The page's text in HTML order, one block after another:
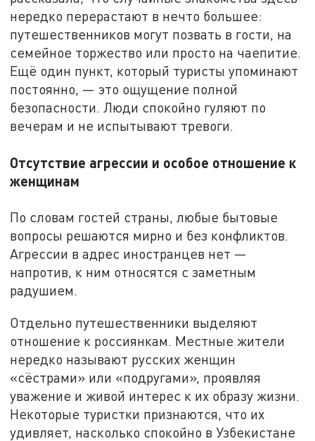
нередко перерастают в нечто большее:
путешественников могут позвать в гости, на
семейное торжество или просто на чаепитие.
Ещё один пункт, который туристы упоминают
постоянно, — это ощущение полной
безопасности. Люди спокойно гуляют по
вечерам и не испытывают тревоги.
Отсутствие агрессии и особое отношение к
женщинам
По словам гостей страны, любые бытовые
вопросы решаются мирно и без конфликтов.
Агрессии в адрес иностранцев нет —
напротив, к ним относятся с заметным
радушием.
Отдельно путешественники выделяют
отношение к россиянкам. Местные жители
нередко называют русских женщин
«сёстрами» или «подругами», проявляя
уважение и живой интерес к их образу жизни.
Некоторые туристки признаются, что их
удивляет, насколько спокойно в Узбекистане